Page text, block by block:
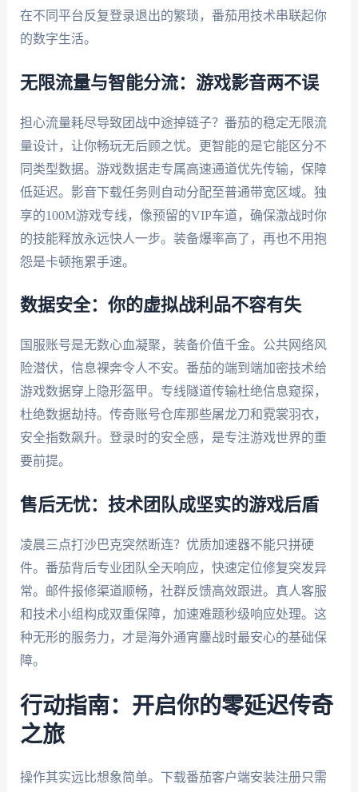
在不同平台反复登录退出的繁琐，番茄用技术串联起你
的数字生活。
无限流量与智能分流：游戏影音两不误
担心流量耗尽导致团战中途掉链子？番茄的稳定无限流
量设计，让你畅玩无后顾之忧。更智能的是它能区分不
同类型数据。游戏数据走专属高速通道优先传输，保障
低延迟。影音下载任务则自动分配至普通带宽区域。独
享的100M游戏专线，像预留的VIP车道，确保激战时你
的技能释放永远快人一步。装备爆率高了，再也不用抱
怨是卡顿拖累手速。
数据安全：你的虚拟战利品不容有失
国服账号是无数心血凝聚，装备价值千金。公共网络风
险潜伏，信息裸奔令人不安。番茄的端到端加密技术给
游戏数据穿上隐形盔甲。专线隧道传输杜绝信息窥探，
杜绝数据劫持。传奇账号仓库那些屠龙刀和霓裳羽衣，
安全指数飙升。登录时的安全感，是专注游戏世界的重
要前提。
售后无忧：技术团队成坚实的游戏后盾
凌晨三点打沙巴克突然断连？优质加速器不能只拼硬
件。番茄背后专业团队全天响应，快速定位修复突发异
常。邮件报修渠道顺畅，社群反馈高效跟进。真人客服
和技术小组构成双重保障，加速难题秒级响应处理。这
种无形的服务力，才是海外通宵鏖战时最安心的基础保
障。
行动指南：开启你的零延迟传奇
之旅
操作其实远比想象简单。下载番茄客户端安装注册只需